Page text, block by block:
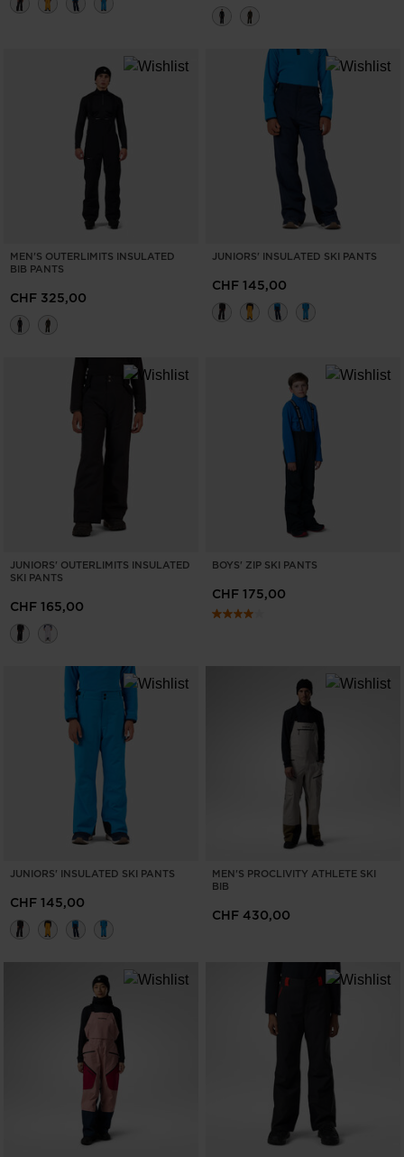
Svizzera
recommend
visiting
the
website
version
United
States.
MEN'S OUTERLIMITS INSULATED
BIB PANTS
CHF 325,00
JUNIORS' INSULATED SKI PANTS
CHF 145,00
JUNIORS' OUTERLIMITS INSULATED
SKI PANTS
CHF 165,00
BOYS' ZIP SKI PANTS
CHF 175,00
JUNIORS' INSULATED SKI PANTS
CHF 145,00
MEN'S PROCLIVITY ATHLETE SKI
BIB
CHF 430,00